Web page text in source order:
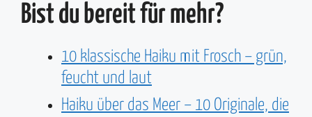
Bist du bereit für mehr?
10 klassische Haiku mit Frosch – grün,
feucht und laut
Haiku über das Meer – 10 Originale, die